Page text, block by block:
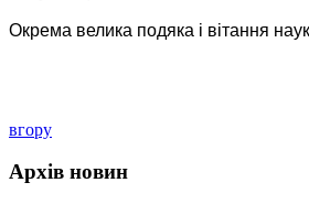
Окрема велика подяка і вітання
вгору
Архів новин